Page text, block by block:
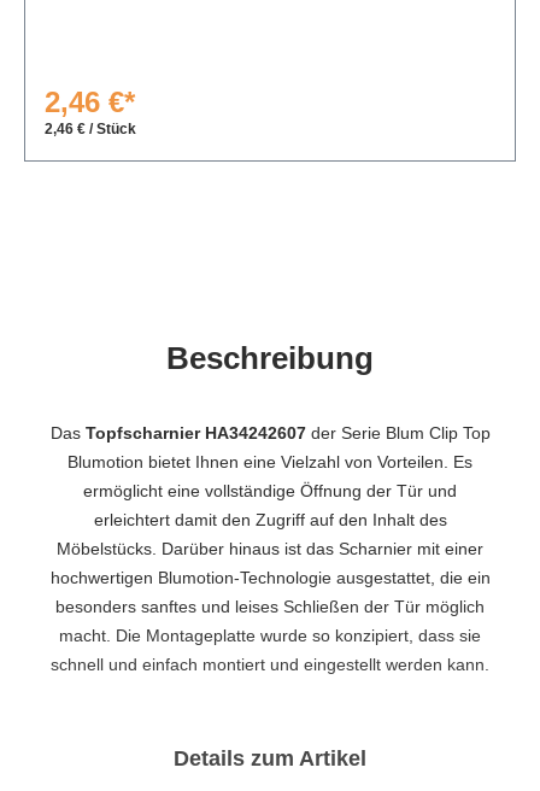
2,46 €*
2,46 € / Stück
Beschreibung
Das Topfscharnier HA34242607der Serie Blum Clip Top
Blumotion bietet Ihnen eine Vielzahl von Vorteilen. Es
ermöglicht eine vollständige Öffnung der Tür und
erleichtert damit den Zugriff auf den Inhalt des
Möbelstücks. Darüber hinaus ist das Scharnier mit einer
hochwertigen Blumotion-Technologie ausgestattet, die ein
besonders sanftes und leises Schließen der Tür möglich
macht. Die Montageplatte wurde so konzipiert, dass sie
schnell und einfach montiert und eingestellt werden kann.
Details zum Artikel